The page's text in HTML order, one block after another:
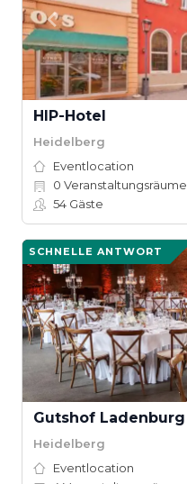
HIP-Hotel
Heidelberg
Eventlocation
0 Veranstaltungsräume
54 Gäste
SCHNELLE ANTWORT
Gutshof Ladenburg
Heidelberg
Eventlocation